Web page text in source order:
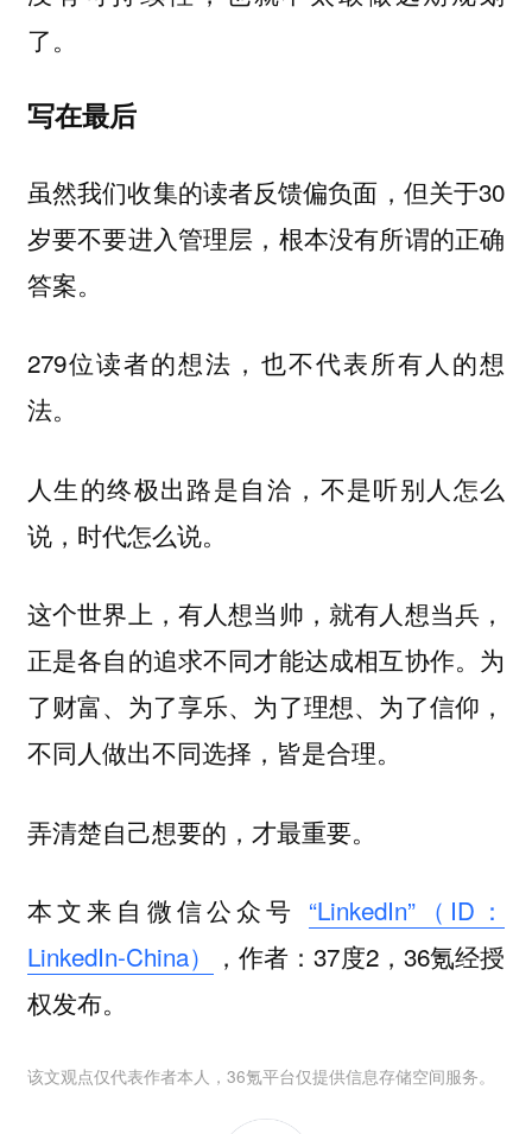
了。
写在最后
虽然我们收集的读者反馈偏负面，但关于30
岁要不要进入管理层，根本没有所谓的正确
答案。
279位读者的想法，也不代表所有人的想
法。
人生的终极出路是自洽，不是听别人怎么
说，时代怎么说。
这个世界上，有人想当帅，就有人想当兵，
正是各自的追求不同才能达成相互协作。为
了财富、为了享乐、为了理想、为了信仰，
不同人做出不同选择，皆是合理。
弄清楚自己想要的，才最重要。
本文来自微信公众号 “LinkedIn”（ID：
LinkedIn-China）
，作者：37度2，36氪经授
权发布。
该文观点仅代表作者本人，36氪平台仅提供信息存储空间服务。